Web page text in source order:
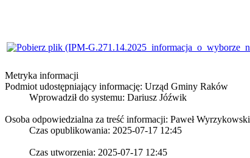
Metryka informacji
Podmiot udostępniający informację: Urząd Gminy Raków
Wprowadził do systemu: Dariusz Jóźwik
Osoba odpowiedzialna za treść informacji: Paweł Wyrzykowski
Czas opublikowania: 2025-07-17 12:45
Czas utworzenia: 2025-07-17 12:45